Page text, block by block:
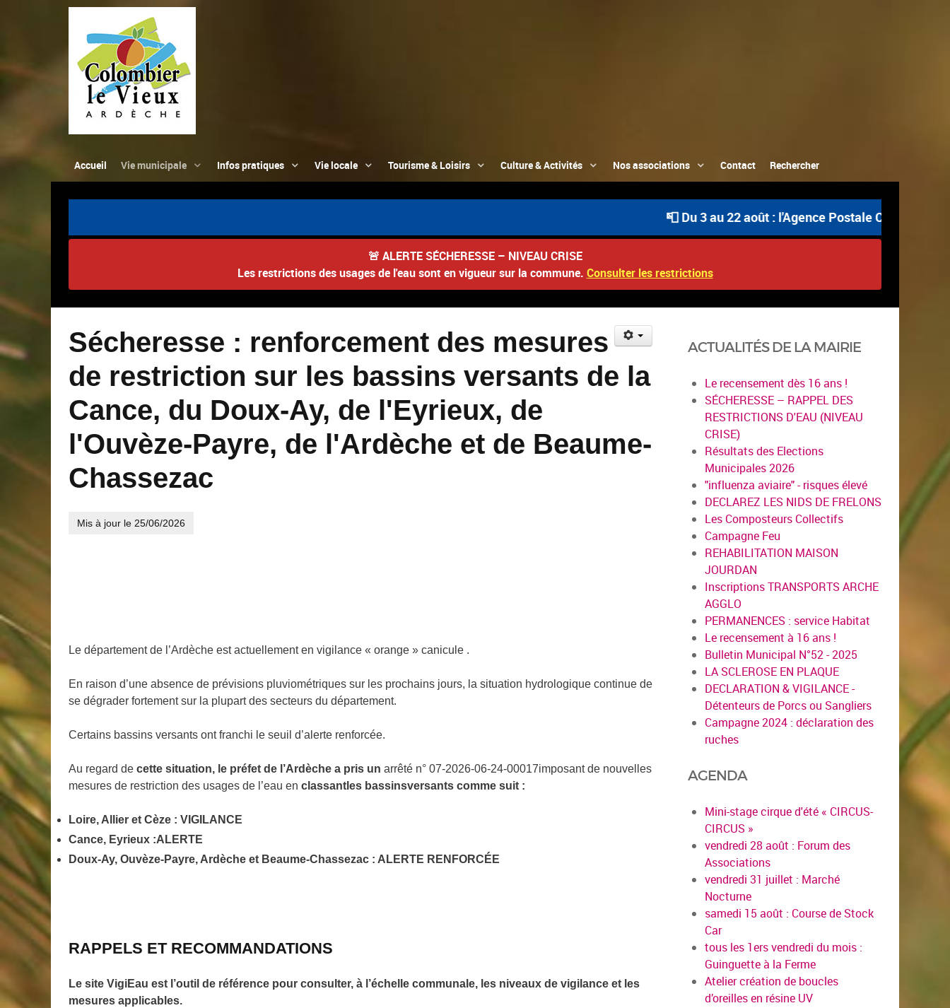
Accueil Vie municipale Infos pratiques Vie locale Tourisme & Loisirs Culture & Activités Nos associations Contact Rechercher
📮 Du 3 au 22 août : l'Agence Postale Communale est
🚨 ALERTE SÉCHERESSE – NIVEAU CRISE
Les restrictions des usages de l'eau sont en vigueur sur la commune. Consulter les restrictions
Sécheresse : renforcement des mesures
de restriction sur les bassins versants de la
Cance, du Doux-Ay, de l'Eyrieux, de
l'Ouvèze-Payre, de l'Ardèche et de Beaume-
Chassezac
Mis à jour le 25/06/2026
Le département de l’Ardèche est actuellement en vigilance « orange » canicule .
En raison d’une absence de prévisions pluviométriques sur les prochains jours, la situation hydrologique continue de
se dégrader fortement sur la plupart des secteurs du département.
Certains bassins versants ont franchi le seuil d’alerte renforcée.
Au regard de cette situation, e préfet de l’Ardèche a pris un arrêté n° 07-2026-06-24-00017imposant de nouvelles
mesures de restriction des usages de l’eau en classant les bassinsversants comme suit :
Loire, Allier et Cèze : VIGILANCE
Cance, Eyrieux :ALERTE
Doux-Ay, Ouvèze-Payre, Ardèche et Beaume-Chassezac : ALERTE RENFORCÉE
RAPPELS ET RECOMMANDATIONS
Le site VigiEau est l’outil de référence pour consulter, à l’échelle communale, les niveaux de vigilance et les
mesures applicables.
ACTUALITÉS DE LA MAIRIE
Le recensement dès 16 ans !
SÉCHERESSE – RAPPEL DES
RESTRICTIONS D'EAU (NIVEAU
CRISE)
Résultats des Elections
Municipales 2026
"influenza aviaire" - risques élevé
DECLAREZ LES NIDS DE FRELONS
Les Composteurs Collectifs
Campagne Feu
REHABILITATION MAISON
JOURDAN
Inscriptions TRANSPORTS ARCHE
AGGLO
PERMANENCES : service Habitat
Le recensement à 16 ans !
Bulletin Municipal N°52 - 2025
LA SCLEROSE EN PLAQUE
DECLARATION & VIGILANCE -
Détenteurs de Porcs ou Sangliers
Campagne 2024 : déclaration des
ruches
AGENDA
Mini-stage cirque d'été « CIRCUS-
CIRCUS »
vendredi 28 août : Forum des
Associations
vendredi 31 juillet : Marché
Nocturne
samedi 15 août : Course de Stock
Car
tous les 1ers vendredi du mois :
Guinguette à la Ferme
Atelier création de boucles
d’oreilles en résine UV